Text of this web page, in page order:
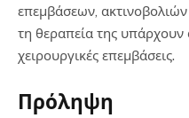
επεμβάσεων,
τη θεραπεία της
χειρουργικές επεμβάσεις.
Πρόληψη